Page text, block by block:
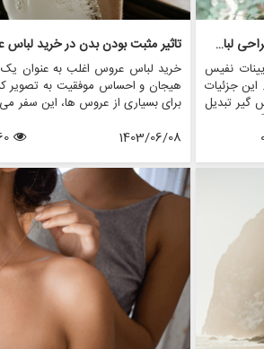
تزیینات نفیس: منجوق، پولک دوزی و گلدوزی در طراحی لباس عروس
نفیس
جزئیات
گیر تبدیل
در این
را بررسی
تاثیر مثبت بودن بدن در خرید
خرید لباس عروس اغلب به عنوان یک
هیجان و احساس موفقیت به تصویر
برای بسیاری از عروس ها، این سفر می
می آید. افزایش حرکت مثبت بدن به
را ایجاد می کند که عشق به خود و
مقاله تاثیر مثبت بودن بدن بر
فروشگاه هایی مانند مزون چرخچی
توانمند برای همه عروس ها پیشرو
1403/06/08